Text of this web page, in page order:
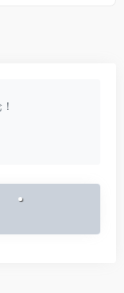
迟增加，访问受限，业